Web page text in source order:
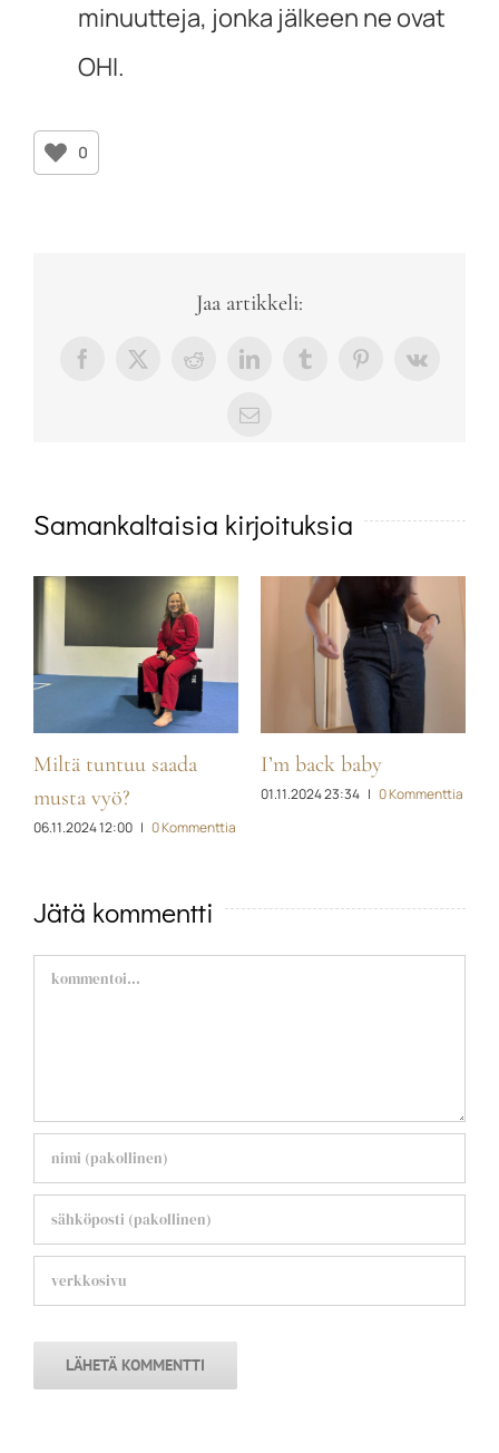
minuutteja, jonka jälkeen ne ovat
OHI.
0
Jaa artikkeli:
Facebook
X RedditLinkedInTumblrPinterest
Vk
sähköposti
Samankaltaisia kirjoituksia
Miltä tuntuu saada
musta vyö?
06.11.2024 12:00 | 0 Kommenttia
I’m back baby
01.11.2024 23:34 | 0 Kommenttia
Jätä kommentti
Comment